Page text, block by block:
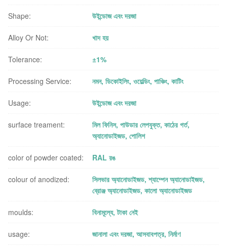
Shape: উইন্ডোজ এবং দরজা
Alloy Or Not: খাদ হয়
Tolerance: ±1%
Processing Service: নমন, ডিকোইলিং, ওয়েল্ডিং, পাঞ্চিং, কাটিং
Usage: উইন্ডোজ এবং দরজা
surface treament:
মিল ফিনিস, পাউডার লেপযুক্ত, কাঠের গর্ত,
অ্যানোডাইজড, পোলিশ
color of powder coated: RAL রঙ
colour of anodized:
সিলভার অ্যানোডাইজড, শ্যাম্পেন অ্যানোডাইজড,
ব্রোঞ্জ অ্যানোডাইজড, কালো অ্যানোডাইজড
moulds: বিনামূল্যে, টাকা নেই
usage: জানালা এবং দরজা, আসবাবপত্র, নির্মাণ